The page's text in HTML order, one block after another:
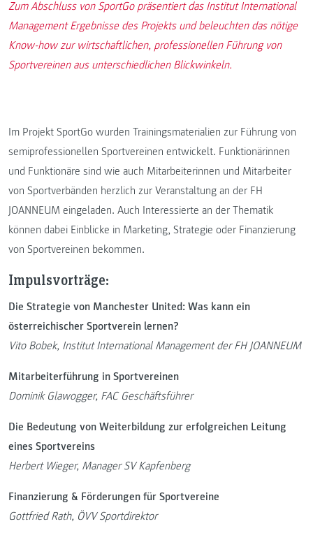
Zum Abschluss von SportGo präsentiert das Institut International
Management Ergebnisse des Projekts und beleuchten das nötige
Know-how zur wirtschaftlichen, professionellen Führung von
Sportvereinen aus unterschiedlichen Blickwinkeln.
Im Projekt SportGo wurden Trainingsmaterialien zur Führung von
semiprofessionellen Sportvereinen entwickelt. Funktionärinnen
und Funktionäre sind wie auch Mitarbeiterinnen und Mitarbeiter
von Sportverbänden herzlich zur Veranstaltung an der FH
JOANNEUM eingeladen. Auch Interessierte an der Thematik
können dabei Einblicke in Marketing, Strategie oder Finanzierung
von Sportvereinen bekommen.
Impulsvorträge:
Die Strategie von Manchester United: Was kann ein
österreichischer Sportverein lernen?
Vito Bobek, Institut International Management der FH JOANNEUM
Mitarbeiterführung in Sportvereinen
Dominik Glawogger, FAC Geschäftsführer
Die Bedeutung von Weiterbildung zur erfolgreichen Leitung
eines Sportvereins
Herbert Wieger, Manager SV Kapfenberg
Finanzierung & Förderungen für Sportvereine
Gottfried Rath, ÖVV Sportdirektor